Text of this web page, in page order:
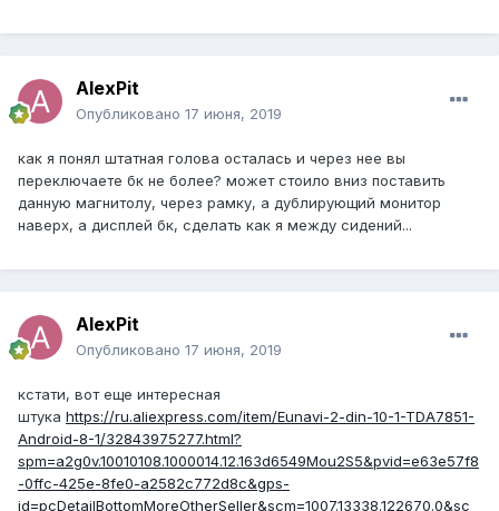
AlexPit
Опубликовано 17 июня, 2019
как я понял штатная голова осталась и через нее вы
переключаете бк не более? может стоило вниз поставить
данную магнитолу, через рамку, а дублирующий монитор
наверх, а дисплей бк, сделать как я между сидений...
AlexPit
Опубликовано 17 июня, 2019
кстати, вот еще интересная
штука https://ru.aliexpress.com/item/Eunavi-2-din-10-1-TDA7851-
Android-8-1/32843975277.html?
spm=a2g0v.10010108.1000014.12.163d6549Mou2S5&pvid=e63e57f8
-0ffc-425e-8fe0-a2582c772d8c&gps-
id=pcDetailBottomMoreOtherSeller&scm=1007.13338.122670.0&sc